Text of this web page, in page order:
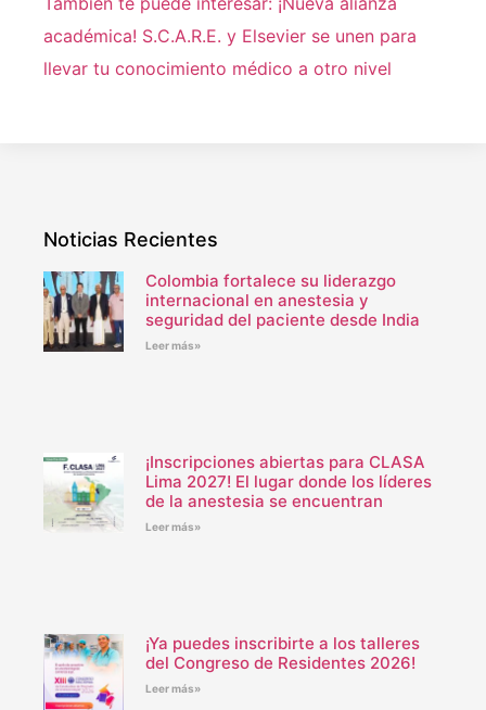
académica! S.C.A.R.E. y Elsevier se unen para
llevar tu conocimiento médico a otro nivel
Noticias Recientes
Colombia fortalece su liderazgo
internacional en anestesia y
seguridad del paciente desde India
Leer más»
¡Inscripciones abiertas para CLASA
Lima 2027! El lugar donde los líderes
de la anestesia se encuentran
Leer más»
¡Ya puedes inscribirte a los talleres
del Congreso de Residentes 2026!
Leer más»